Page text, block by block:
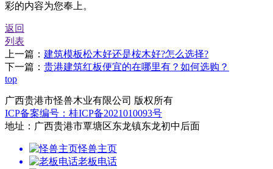
彩的内容为您奉上。
返回
列表
上一篇： 建筑模板松木好还是桉木好?怎么选择?
下一篇： 贵港建筑红板便宜的在哪里有？如何选购？
top
广西贵港市怪兽木业有限公司 版权所有
ICP备案编号：桂ICP备2021010093号
地址：广西贵港市覃塘区东龙镇东龙初中后面
怪兽主页
老板电话